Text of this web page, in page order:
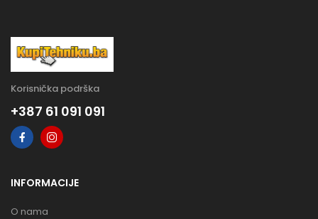
Korisnička podrška
+387 61 091 091
INFORMACIJE
O nama